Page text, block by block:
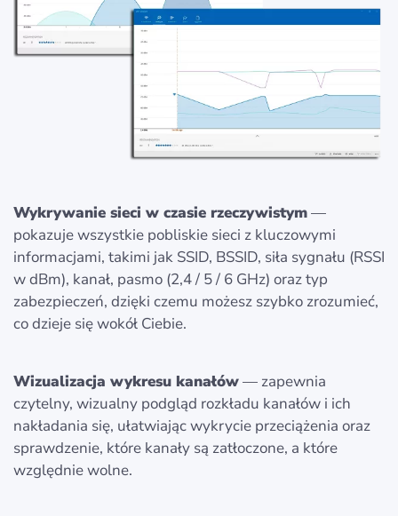
Wykrywanie sieci w czasie rzeczywistym—
pokazuje wszystkie pobliskie sieci z kluczowymi
informacjami, takimi jak SSID, BSSID, siła sygnału (RSSI
w dBm), kanał, pasmo (2,4 / 5 / 6 GHz) oraz typ
zabezpieczeń, dzięki czemu możesz szybko zrozumieć,
co dzieje się wokół Ciebie.
Wizualizacja wykresu kanałów— zapewnia
czytelny, wizualny podgląd rozkładu kanałów i ich
nakładania się, ułatwiając wykrycie przeciążenia oraz
sprawdzenie, które kanały są zatłoczone, a które
względnie wolne.